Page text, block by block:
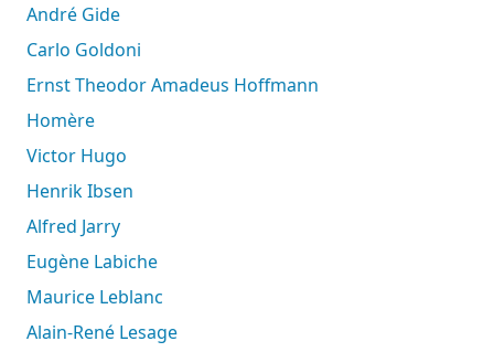
André Gide
Carlo Goldoni
Ernst Theodor Amadeus Hoffmann
Homère
Victor Hugo
Henrik Ibsen
Alfred Jarry
Eugène Labiche
Maurice Leblanc
Alain-René Lesage